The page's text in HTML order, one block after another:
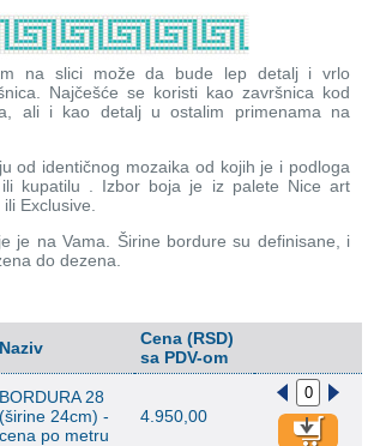
na slici može da bude lep detalj i vrlo
Najčešće se koristi kao završnica kod
ali i kao detalj u ostalim primenama na
od identičnog mozaika od kojih je i podloga
kupatilu . Izbor boja je iz palete Nice art
Exclusive.
je na Vama. Širine bordure su definisane, i
do dezena.
Naziv
Cena (RSD)
sa PDV-om
BORDURA 28
(širine 24cm) -
cena po metru
4.950,00